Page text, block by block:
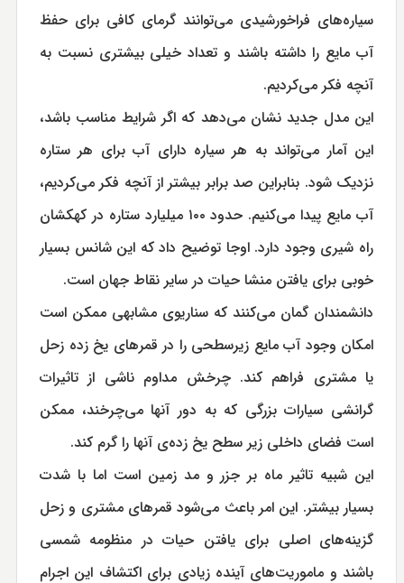
سیاره‌های فراخورشیدی می‌توانند گرمای کافی برای حفظ
آب مایع را داشته باشند و تعداد خیلی بیشتری نسبت به
آنچه فکر می‌کردیم.
این مدل جدید نشان می‌دهد که اگر شرایط مناسب باشد،
این آمار می‌تواند به هر سیاره دارای آب برای هر ستاره
نزدیک شود. بنابراین صد برابر بیشتر از آنچه فکر می‌کردیم،
آب مایع پیدا می‌کنیم. حدود ۱۰۰ میلیارد ستاره در کهکشان
راه شیری وجود دارد. اوجا توضیح داد که این شانس بسیار
خوبی برای یافتن منشا حیات در سایر نقاط جهان است.
دانشمندان گمان می‌کنند که سناریوی مشابهی ممکن است
امکان وجود آب مایع زیرسطحی را در قمرهای یخ زده زحل
یا مشتری فراهم کند. چرخش مداوم ناشی از تاثیرات
گرانشی سیارات بزرگی که به دور آنها می‌چرخند، ممکن
است فضای داخلی زیر سطح یخ زده‌ی آنها را گرم کند.
این شبیه تاثیر ماه بر جزر و مد زمین است اما با شدت
بسیار بیشتر. این امر باعث می‌شود قمرهای مشتری و زحل
گزینه‌های اصلی برای یافتن حیات در منظومه شمسی
باشند و ماموریت‌های آینده زیادی برای اکتشاف این اجرام